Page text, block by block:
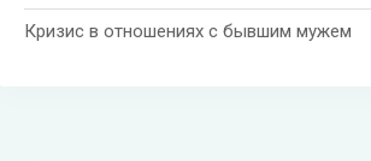
Кризис в отношениях с бывшим мужем